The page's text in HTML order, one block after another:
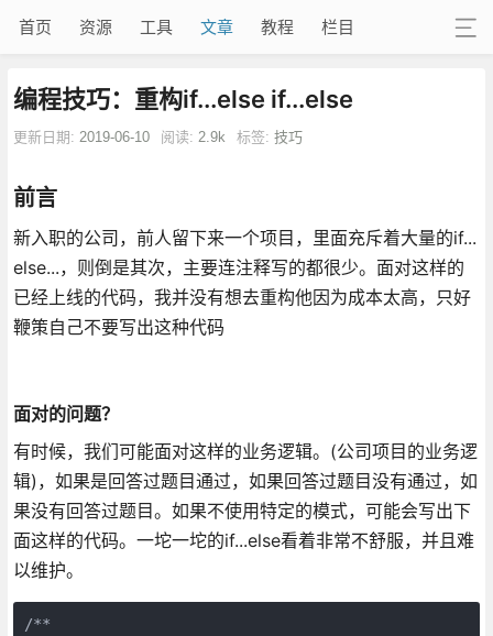
首页 资源 工具 文章 教程 栏目
编程技巧：重构if...else if...else
更新日期: 2019-06-10 阅读: 2.9k 标签: 技巧
前言
新入职的公司，前人留下来一个项目，里面充斥着大量的if...
else...，则倒是其次，主要连注释写的都很少。面对这样的
已经上线的代码，我并没有想去重构他因为成本太高，只好
鞭策自己不要写出这种代码
面对的问题？
有时候，我们可能面对这样的业务逻辑。(公司项目的业务逻
辑)，如果是回答过题目通过，如果回答过题目没有通过，如
果没有回答过题目。如果不使用特定的模式，可能会写出下
面这样的代码。一坨一坨的if...else看着非常不舒服，并且难
以维护。
/**